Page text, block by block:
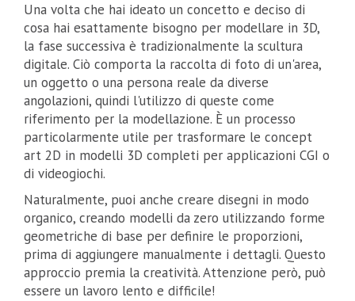
Una volta che hai ideato un concetto e deciso di
cosa hai esattamente bisogno per modellare in 3D,
la fase successiva è tradizionalmente la scultura
digitale. Ciò comporta la raccolta di foto di un'area,
un oggetto o una persona reale da diverse
angolazioni, quindi l'utilizzo di queste come
riferimento per la modellazione. È un processo
particolarmente utile per trasformare le concept
art 2D in modelli 3D completi per applicazioni CGI o
di videogiochi.
Naturalmente, puoi anche creare disegni in modo
organico, creando modelli da zero utilizzando forme
geometriche di base per definire le proporzioni,
prima di aggiungere manualmente i dettagli. Questo
approccio premia la creatività. Attenzione però, può
essere un lavoro lento e difficile!